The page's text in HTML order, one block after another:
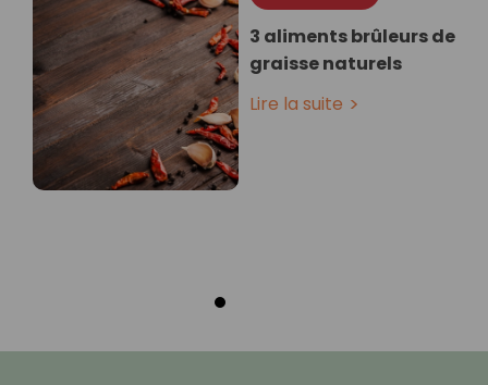
3 aliments brûleurs de
graisse naturels
Lire la suite